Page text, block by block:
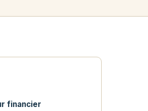
financier